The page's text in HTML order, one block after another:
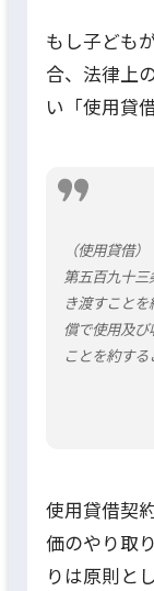
もし子ども
合、法律上
い「使用貸
（使用貸借）
第五百九十
き渡すこと
償で使用及
ことを約する
使用貸借契
価のやり取
りは原則と